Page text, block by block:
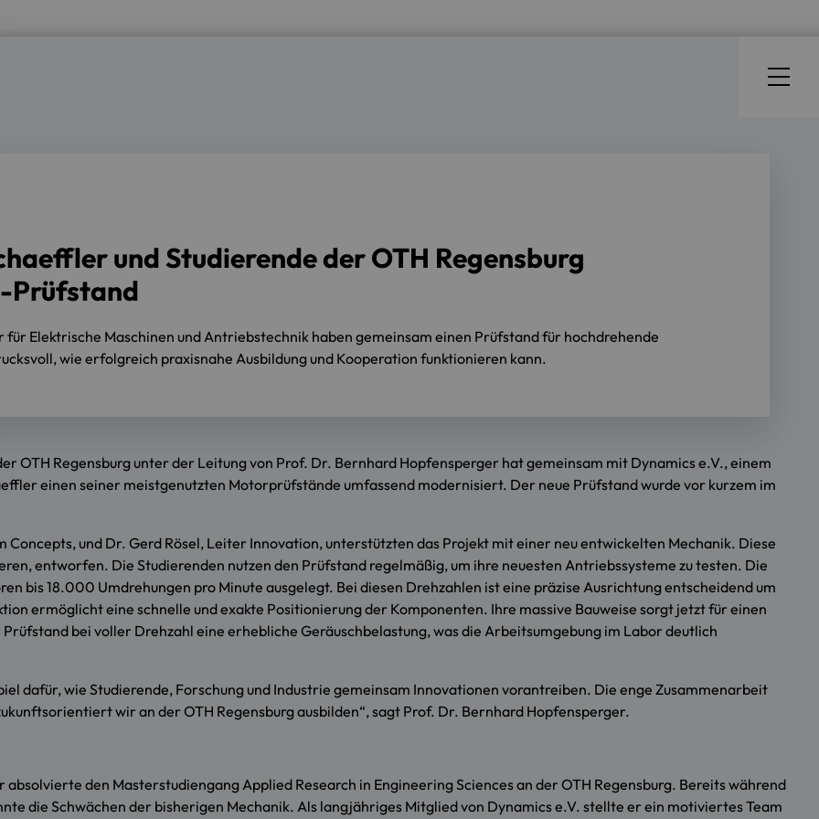
und Studierende der OTH Regensburg
Prüfstand
für Elektrische Maschinen und Antriebstechnik haben gemeinsam einen Prüfstand für hochdrehende
wie erfolgreich praxisnahe Ausbildung und Kooperation funktionieren kann.
OTH Regensburg unter der Leitung von Prof. Dr. Bernhard Hopfensperger hat gemeinsam mit Dynamics e.V., einem
einen seiner meistgenutzten Motorprüfstände umfassend modernisiert. Der neue Prüfstand wurde vor kurzem im
Concepts, und Dr. Gerd Rösel, Leiter Innovation, unterstützten das Projekt mit einer neu entwickelten Mechanik. Diese
entworfen. Die Studierenden nutzen den Prüfstand regelmäßig, um ihre neuesten Antriebssysteme zu testen. Die
bis 18.000 Umdrehungen pro Minute ausgelegt. Bei diesen Drehzahlen ist eine präzise Ausrichtung entscheidend um
ermöglicht eine schnelle und exakte Positionierung der Komponenten. Ihre massive Bauweise sorgt jetzt für einen
bei voller Drehzahl eine erhebliche Geräuschbelastung, was die Arbeitsumgebung im Labor deutlich
dafür, wie Studierende, Forschung und Industrie gemeinsam Innovationen vorantreiben. Die enge Zusammenarbeit
wir an der OTH Regensburg ausbilden“, sagt Prof. Dr. Bernhard Hopfensperger.
absolvierte den Masterstudiengang Applied Research in Engineering Sciences an der OTH Regensburg. Bereits während
die Schwächen der bisherigen Mechanik. Als langjähriges Mitglied von Dynamics e.V. stellte er ein motiviertes Team